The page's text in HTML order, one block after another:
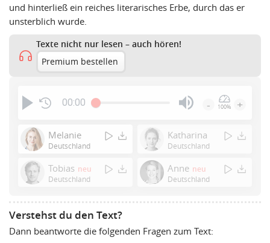
und hinterließ ein reiches literarisches Erbe, durch das er
unsterblich wurde.
Texte nicht nur lesen – auch hören!
Premium bestellen
00:00
Enter
or
to
show
- 100% +
Melanie
Deutschland
Katharina
Deutschland
Tobias neu
Deutschland
Anne neu
Deutschland
Verstehst du den Text?
Dann beantworte die folgenden Fragen zum Text: